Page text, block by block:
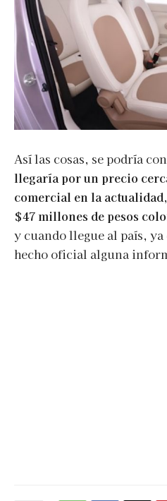
Así las cosas, se podría
llegaría por un precio
comercial en la
$47 millones de pesos
y cuando llegue al país, ya
hecho oficial alguna